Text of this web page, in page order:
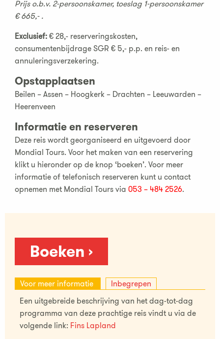
Prijs o.b.v. 2-persoonskamer, toeslag 1-persoonskamer
€ 665,- .
Exclusief:€ 28,- reserveringskosten,
consumentenbijdrage SGR € 5,- p.p. en reis- en
annuleringsverzekering.
Opstapplaatsen
Beilen – Assen – Hoogkerk – Drachten – Leeuwarden –
Heerenveen
Informatie en reserveren
Deze reis wordt georganiseerd en uitgevoerd door
Mondial Tours. Voor het maken van een reservering
klikt u hieronder op de knop ‘boeken’. Voor meer
informatie of telefonisch reserveren kunt u contact
opnemen met Mondial Tours via 053 – 484 2526.
Boeken ›
Voor meer informatie
Inbegrepen
Een uitgebreide beschrijving van het dag-tot-dag
programma van deze prachtige reis vindt u via de
volgende link: Fins Lapland